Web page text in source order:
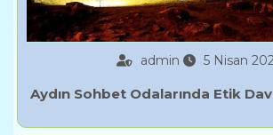
admin 5 Nisan
Aydın Sohbet Odalarında Etik